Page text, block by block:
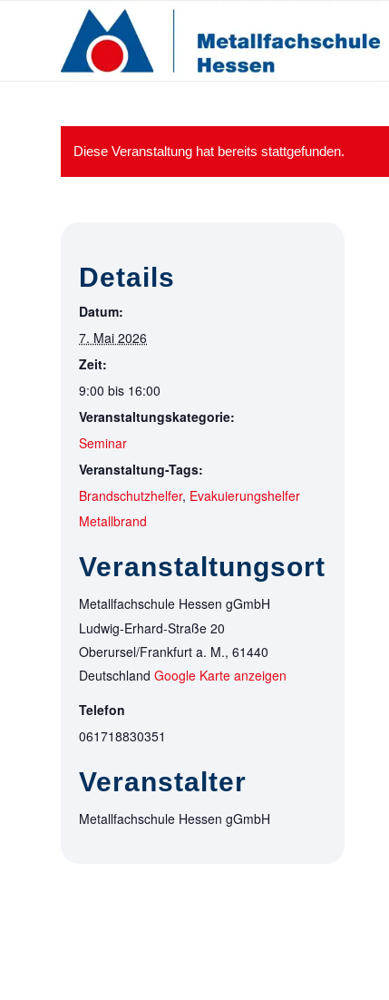
Diese Veranstaltung hat bereits stattgefunden.
Details
Datum:
7. Mai 2026
Zeit:
9:00 bis 16:00
Veranstaltungskategorie:
Seminar
Veranstaltung-Tags:
Brandschutzhelfer, Evakuierungshelfer
Metallbrand
Veranstaltungsort
Metallfachschule Hessen gGmbH
Ludwig-Erhard-Straße 20
Oberursel/Frankfurt a. M., 61440
Deutschland Google Karte anzeigen
Telefon
061718830351
Veranstalter
Metallfachschule Hessen gGmbH